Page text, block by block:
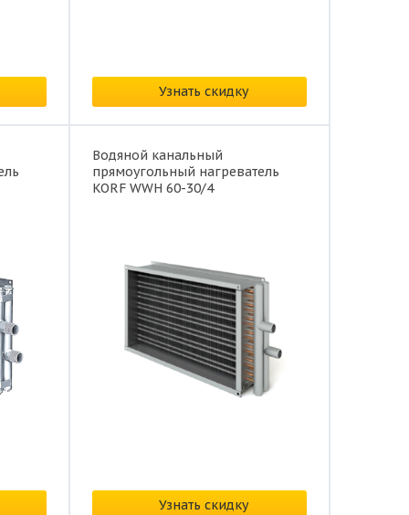
Узнать скидку
Водяной канальный
прямоугольный нагреватель
KORF WWH 60-30/4
Узнать скидку